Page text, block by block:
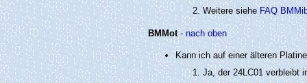
Weitere siehe FAQ
BMMot-nach oben
Kann ich auf einer älteren
Ja, der 24LC01 verbleibt